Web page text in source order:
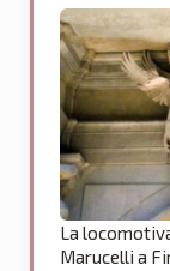
La
Marucelli a